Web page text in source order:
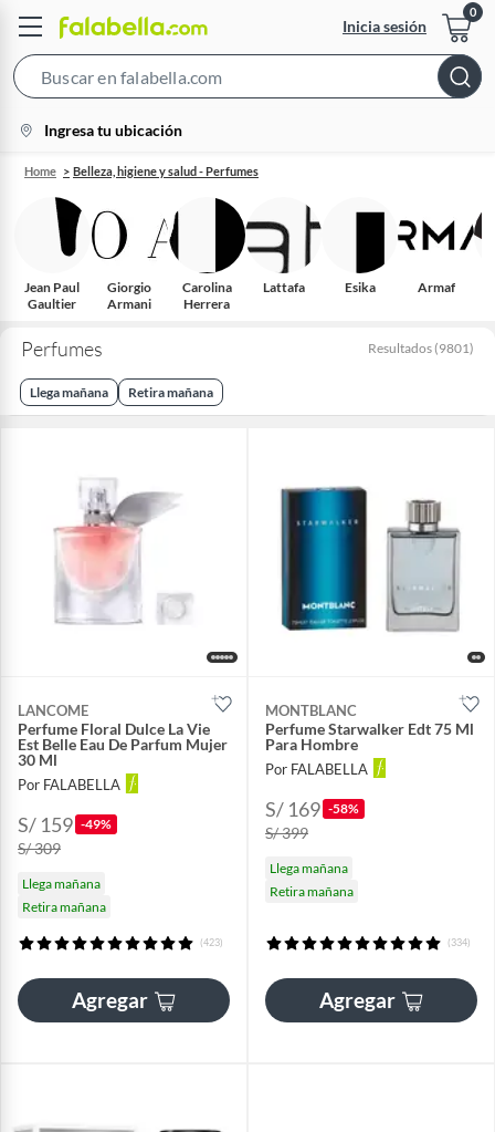
Inicia sesión
Bar
location-
icon
Ingresa tu ubicación
Home Belleza, higiene y salud - Perfumes
Jean Paul
Gaultier
Giorgio
Armani
Carolina
Herrera
Lattafa Esika Armaf
Perfumes Resultados (9801)
Llega mañana Retira mañana
LANCOME
Perfume Floral Dulce La Vie
Est Belle Eau De Parfum Mujer
30 Ml
Por FALABELLA
S/ 159 -49%
S/ 309
Llega mañana
Retira mañana
(423)
Agregar
MONTBLANC
Perfume Starwalker Edt 75 Ml
Para Hombre
Por FALABELLA
S/ 169 -58%
S/ 399
Llega mañana
Retira mañana
(334)
Agregar